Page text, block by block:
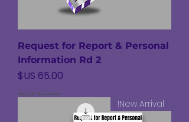
Request for Report & Personal
Information Rd 2
السعر
مستثناة ضريبة
New Arrival!